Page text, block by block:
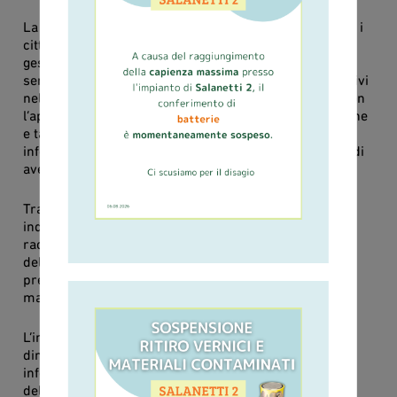
La App si chiama “
ed è pensata per aiutare i
cittadini e le utenze non domestiche nella corretta
gestione dei propri rifiuti e nel reperire in modo
semplice e chiaro le informazioni relative ai servizi attivi
nel proprio Comune. Sostenibilità a portata di mano con
l’applicazione, scaricabile gratuitamente su smartphone
e tablet, che consente di accedere a servizi e
informazioni utili e sempre aggiornate con possibilità di
avere chiarimenti e fare segnalazioni.
Tramite la funzione di geolocalizzazione è possibile
individuare i punti di interesse piu’ vicini, i centri di
raccolta, gli uffici e consultare il calendario di raccolta
del proprio Comune. Un avviso alle 18 del giorno
precedente la raccolta ricorderà all’utente il tipo di
materiale da esporre e come.
L’interazione con l’utente diventa quindi ancora più
dinamica e immediata, con la possibilità di veicolare
informazioni e servizi sfruttando tutte le potenzialità
delle nuove tecnologie di comunicazione mobile.